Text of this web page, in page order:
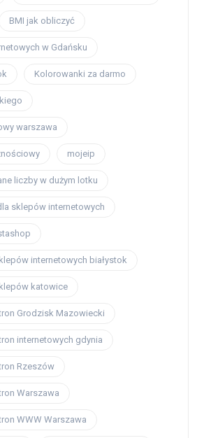
BMI jak obliczyć
w Gdańsku
Kolorowanki za darmo
warszawa
mojeip
liczby w dużym lotku
sklepów internetowych
internetowych białystok
katowice
Grodzisk Mazowiecki
internetowych gdynia
Rzeszów
Warszawa
WWW Warszawa